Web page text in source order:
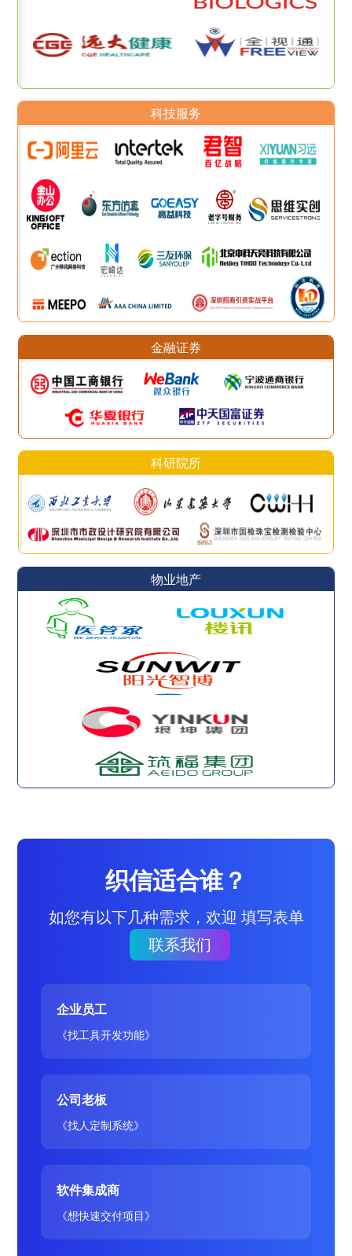
科技服务
金融证券
科研院所
物业地产
织信适合谁？
如您有以下几种需求，欢迎 填写表单
联系我们
企业员工
《找工具开发功能》
公司老板
《找人定制系统》
软件集成商
《想快速交付项目》